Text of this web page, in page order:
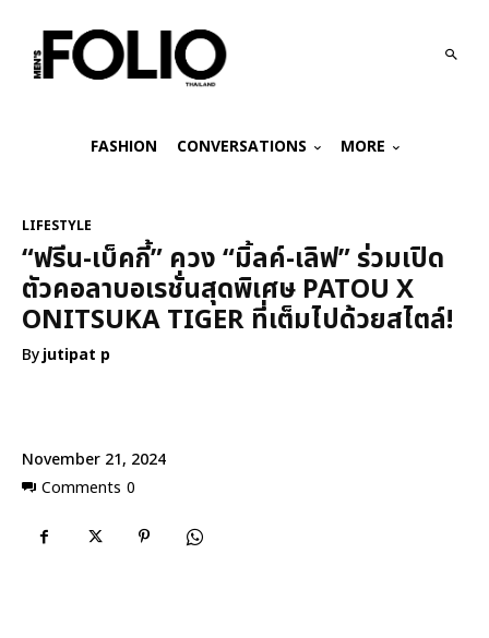
FASHION CONVERSATIONS MORE
November 21, 2024
Comments 0
LIFESTYLE
“ฟรีน-เบ็คกี้” ควง “มิ้ลค์-เลิฟ” ร่วมเปิด
ตัวคอลาบอเรชั่นสุดพิเศษ PATOU X
ONITSUKA TIGER ที่เต็มไปด้วยสไตล์!
Byjutipat p